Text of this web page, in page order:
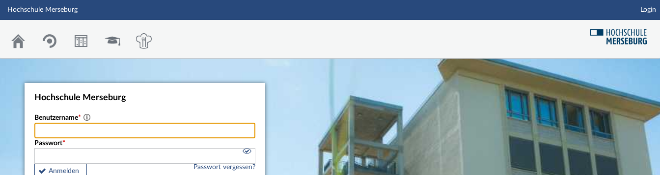
Hauptnavigation
Fußzeile
Hochschule Merseburg Login
Hochschule Merseburg
Benutzername
Passwort
Anmelden
Passwort vergessen?